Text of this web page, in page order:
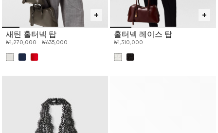
새틴 홀터넥 탑
인하 전 가격:
₩1,270,000인하된 가격:
₩635,000
홀터넥 레이스 탑
₩1,310,000